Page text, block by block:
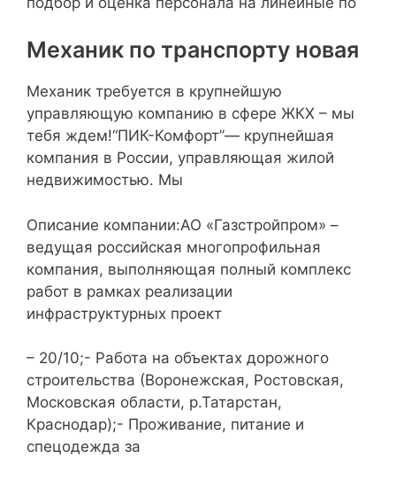
Механик по транспорту новая
Механик требуется в крупнейшую
управляющую компанию в сфере ЖКХ – мы
тебя ждем!“ПИК-Комфорт”— крупнейшая
компания в России, управляющая жилой
недвижимостью. Мы
Описание компании:АО «Газстройпром» –
ведущая российская многопрофильная
компания, выполняющая полный комплекс
работ в рамках реализации
инфраструктурных проект
– 20/10;- Работа на объектах дорожного
строительства (Воронежская, Ростовская,
Московская области, р.Татарстан,
Краснодар);- Проживание, питание и
спецодежда за